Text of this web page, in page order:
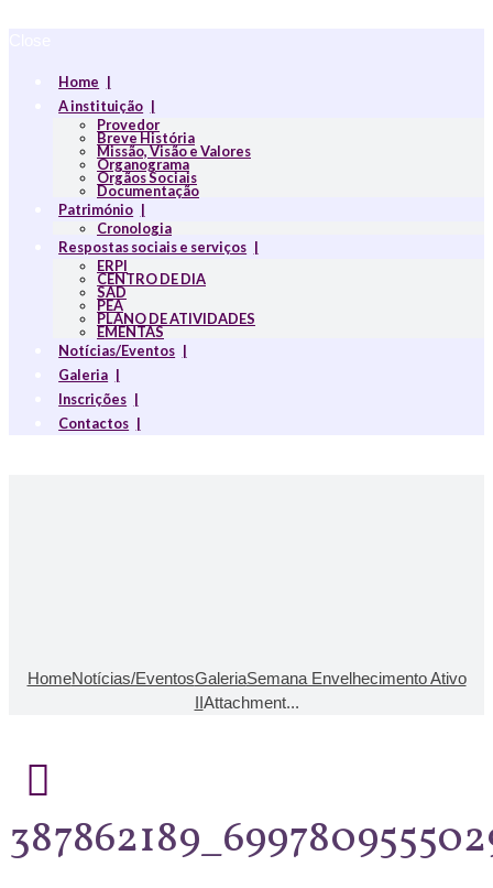
Home
A instituição
Provedor
Breve História
Missão, Visão e Valores
Organograma
Orgãos Sociais
Documentação
Património
Cronologia
Respostas sociais e serviços
ERPI
CENTRO DE DIA
SAD
PEA
PLANO DE ATIVIDADES
EMENTAS
Notícias/Eventos
Galeria
Inscrições
Contactos
HomeNotícias/EventosGaleriaSemana Envelhecimento Ativo
IIAttachment...